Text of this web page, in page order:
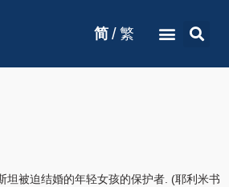
简 / 繁
坦被迫结婚的年轻女孩的保护者. (耶利米书